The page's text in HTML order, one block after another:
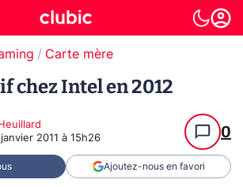
Carte mère
chez Intel en 2012
2011 à 15h26 0
Ajoutez-nous en favori